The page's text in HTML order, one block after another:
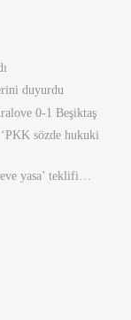
duyurdu
0-1 Beşiktaş
sözde hukuki
yasa’ teklifi…